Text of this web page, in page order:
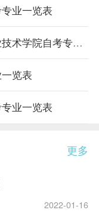
业一览表
2025年4月北京北大方正软件职业技术学院自考专业一览表
览表
业一览表
更多
2022-01-16